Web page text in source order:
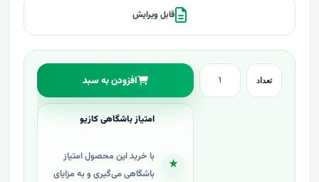
قابل ویرایش
تعداد افزودن به سبد
★
امتیاز باشگاهی کازیو
با خرید این محصول امتیاز
باشگاهی می‌گیری و به مزایای